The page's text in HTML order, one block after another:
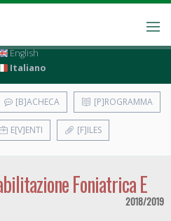
English
Italiano
[B]ACHECA [P]ROGRAMMA
E[V]ENTI [F]ILES
Foniatrica E
2018/2019